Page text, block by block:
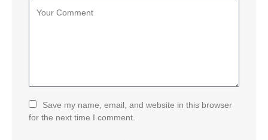
Save my name, email, and website in this browser
for the next time I comment.